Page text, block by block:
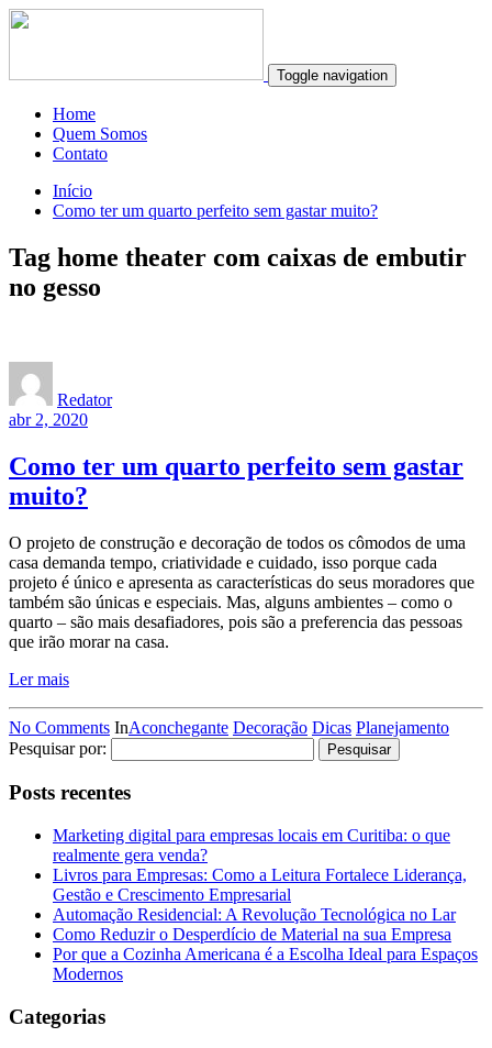
Toggle navigation
Home
Quem Somos
Contato
Início
Como ter um quarto perfeito sem gastar muito?
Tag home theater com caixas de embutir
no gesso
Redator
abr 2, 2020
Como ter um quarto perfeito sem gastar
muito?
O projeto de construção e decoração de todos os cômodos de uma
casa demanda tempo, criatividade e cuidado, isso porque cada
projeto é único e apresenta as características do seus moradores que
também são únicas e especiais. Mas, alguns ambientes – como o
quarto – são mais desafiadores, pois são a preferencia das pessoas
que irão morar na casa.
Ler mais
No Comments InAconchegante Decoração Dicas Planejamento
Pesquisar por:
Posts recentes
Marketing digital para empresas locais em Curitiba: o que
realmente gera venda?
Livros para Empresas: Como a Leitura Fortalece Liderança,
Gestão e Crescimento Empresarial
Automação Residencial: A Revolução Tecnológica no Lar
Como Reduzir o Desperdício de Material na sua Empresa
Por que a Cozinha Americana é a Escolha Ideal para Espaços
Modernos
Categorias